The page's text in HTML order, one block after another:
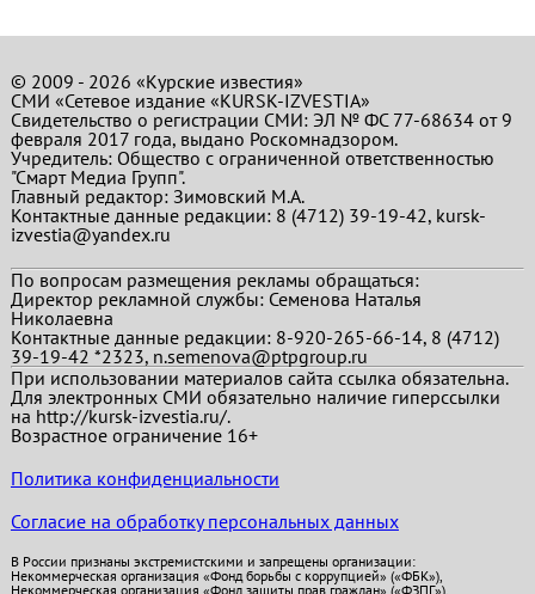
© 2009 - 2026 «Курские известия»
СМИ «Сетевое издание «KURSK-IZVESTIA»
Свидетельство о регистрации СМИ: ЭЛ № ФС 77-68634 от 9
февраля 2017 года, выдано Роскомнадзором.
Учредитель: Общество с ограниченной ответственностью
"Смарт Медиа Групп".
Главный редактор:Зимовский М.А.
Контактные данные редакции: 8 (4712) 39-19-42, kursk-
izvestia@yandex.ru
По вопросам размещения рекламы обращаться:
Директор рекламной службы: Семенова Наталья
Николаевна
Контактные данные редакции: 8-920-265-66-14, 8 (4712)
39-19-42 *2323, n.semenova@ptpgroup.ru
При использовании материалов сайта ссылка обязательна.
Для электронных СМИ обязательно наличие гиперссылки
на http://kursk-izvestia.ru/.
Возрастное ограничение 16+
Политика конфиденциальности
Согласие на обработку персональных данных
В России признаны экстремистскими и запрещены организации:
Некоммерческая организация «Фонд борьбы с коррупцией» («ФБК»),
Некоммерческая организация «Фонд защиты прав граждан» («ФЗПГ»),